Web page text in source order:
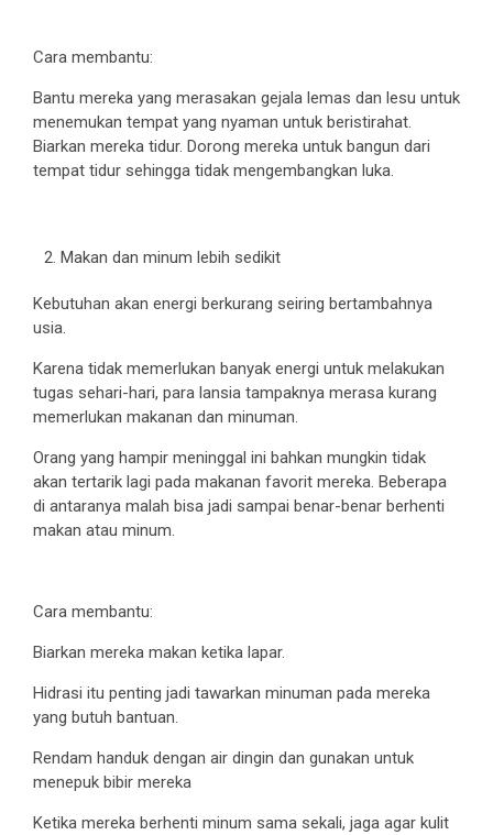
Cara membantu:
Bantu mereka yang merasakan gejala lemas dan lesu untuk
menemukan tempat yang nyaman untuk beristirahat.
Biarkan mereka tidur. Dorong mereka untuk bangun dari
tempat tidur sehingga tidak mengembangkan luka.
Makan dan minum lebih sedikit
Kebutuhan akan energi berkurang seiring bertambahnya
usia.
Karena tidak memerlukan banyak energi untuk melakukan
tugas sehari-hari, para lansia tampaknya merasa kurang
memerlukan makanan dan minuman.
Orang yang hampir meninggal ini bahkan mungkin tidak
akan tertarik lagi pada makanan favorit mereka. Beberapa
di antaranya malah bisa jadi sampai benar-benar berhenti
makan atau minum.
Cara membantu:
Biarkan mereka makan ketika lapar.
Hidrasi itu penting jadi tawarkan minuman pada mereka
yang butuh bantuan.
Rendam handuk dengan air dingin dan gunakan untuk
menepuk bibir mereka
Ketika mereka berhenti minum sama sekali, jaga agar kulit